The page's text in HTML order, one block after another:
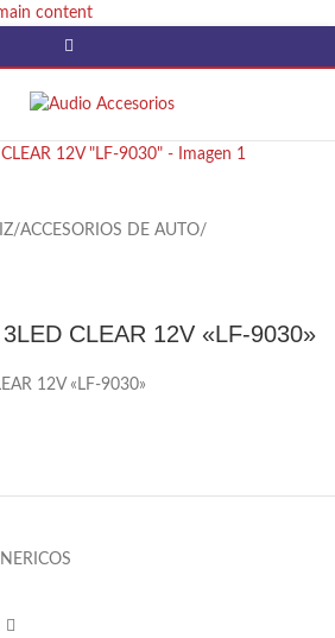
content
/ACCESORIOS DE AUTO/
CLEAR 12V «LF-9030»
12V «LF-9030»